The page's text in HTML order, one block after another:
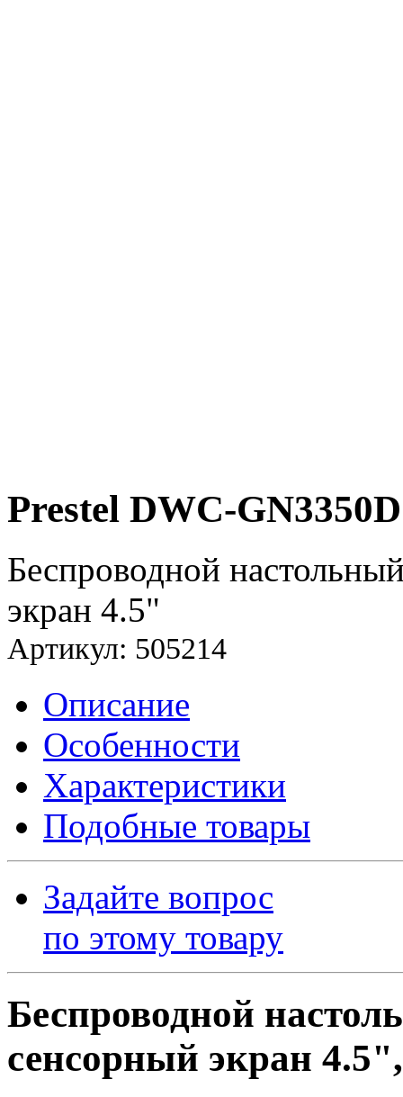
Prestel DWC-GN3350D
Беспроводной
экран 4.5"
Артикул: 505214
Описание
Особенности
Характеристики
Подобные товары
Задайте вопрос
по этому товару
Беспроводной
сенсорный экран